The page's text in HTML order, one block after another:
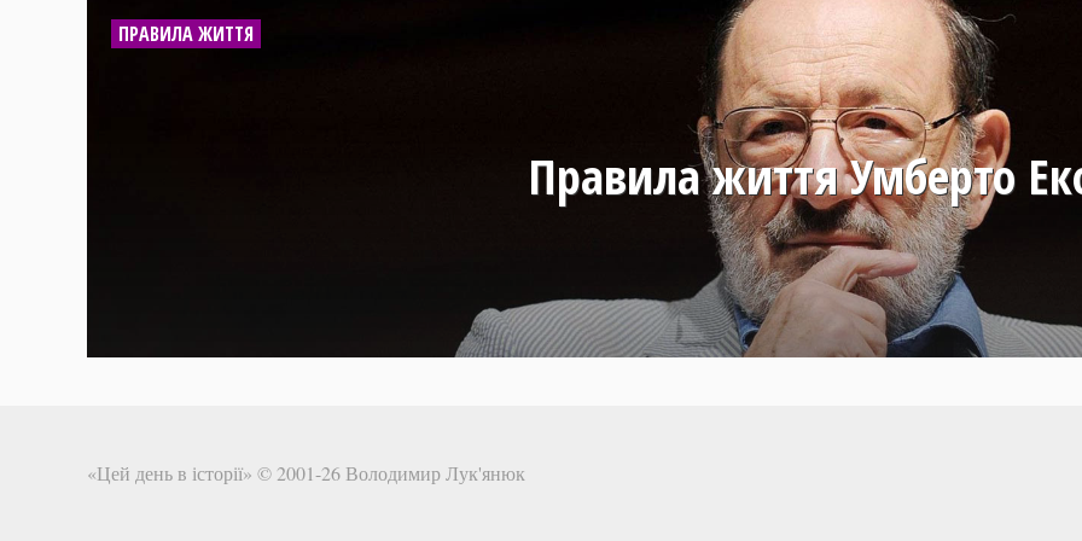
ПРАВИЛА ЖИТТЯ
Правила життя Умберто
«Цей день в історії» © 2001-26 Володимир Лук'янюк